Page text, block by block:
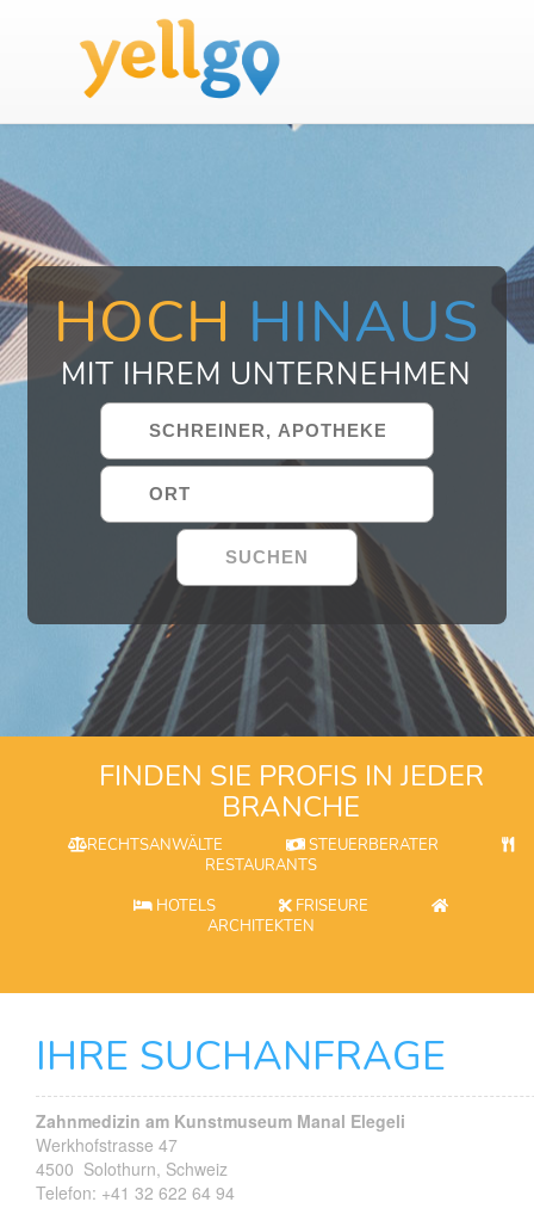
HOCH HINAUS
MIT IHREM UNTERNEHMEN
FINDEN SIE PROFIS IN JEDER
BRANCHE
RECHTSANWÄLTE
STEUERBERATER
RESTAURANTS
HOTELS
FRISEURE
ARCHITEKTEN
IHRE SUCHANFRAGE
Zahnmedizin am Kunstmuseum Manal Elegeli
Werkhofstrasse 47
4500 Solothurn, Schweiz
Telefon: +41 32 622 64 94